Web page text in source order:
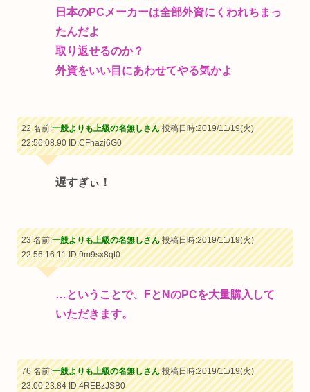
日本のPCメーカーは全部外資にくわれちまっ
たんだよ
取り返せるのか？
外資をいい目にあわせてやる気かよ
22 名前:一般よりも上級の名無しさん投稿日時:2019/11/19(火)
22:56:08.90ID:CFhazj6G0
遅すぎぃ！
23 名前:一般よりも上級の名無しさん投稿日時:2019/11/19(火)
22:56:16.11ID:9m9sx8qt0
…ということで、FとNのPCを大量購入して
いただきます。
76 名前:一般よりも上級の名無しさん投稿日時:2019/11/19(火)
23:00:23.84ID:4REBzJSB0